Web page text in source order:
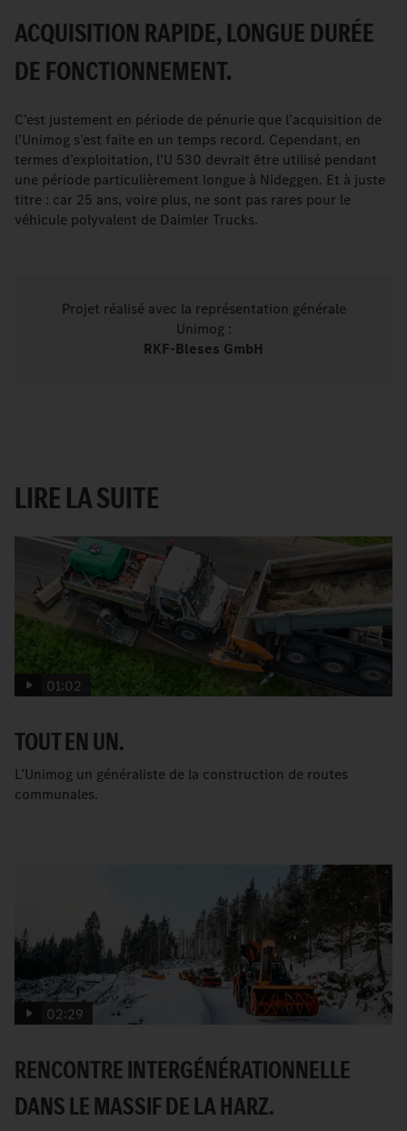
ACQUISITION RAPIDE, LONGUE DURÉE
DE FONCTIONNEMENT.
C’est justement en période de pénurie que l’acquisition de
l’Unimog s’est faite en un temps record. Cependant, en
termes d’exploitation, l’U 530 devrait être utilisé pendant
une période particulièrement longue à Nideggen. Et à juste
titre : car 25 ans, voire plus, ne sont pas rares pour le
véhicule polyvalent de Daimler Trucks.
Projet réalisé avec la représentation générale
Unimog :
RKF-Bleses GmbH
LIRE LA SUITE
01:02
TOUT EN UN.
L’Unimog un généraliste de la construction de routes
communales.
02:29
RENCONTRE INTERGÉNÉRATIONNELLE
DANS LE MASSIF DE LA HARZ.